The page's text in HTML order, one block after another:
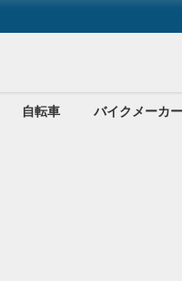
自転車 バイクメーカー